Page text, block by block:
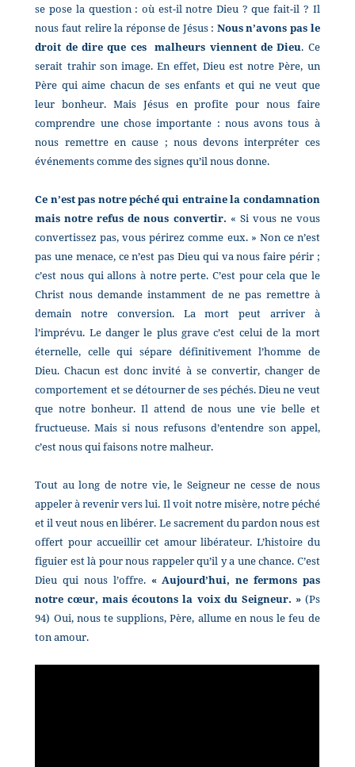
se pose la question : où est-il notre Dieu ? que fait-il ? Il
nous faut relire la réponse de Jésus : Nous n’avons pas le
droit de dire que ces malheurs viennent de Dieu. Ce
serait trahir son image. En effet, Dieu est notre Père, un
Père qui aime chacun de ses enfants et qui ne veut que
leur bonheur. Mais Jésus en profite pour nous faire
comprendre une chose importante : nous avons tous à
nous remettre en cause ; nous devons interpréter ces
événements comme des signes qu’il nous donne.
Ce n’est pas notre péché qui entraine la condamnation
mais notre refus de nous convertir. « Si vous ne vous
convertissez pas, vous périrez comme eux. » Non ce n’est
pas une menace, ce n’est pas Dieu qui va nous faire périr ;
c’est nous qui allons à notre perte. C’est pour cela que le
Christ nous demande instamment de ne pas remettre à
demain notre conversion. La mort peut arriver à
l’imprévu. Le danger le plus grave c’est celui de la mort
éternelle, celle qui sépare définitivement l’homme de
Dieu. Chacun est donc invité à se convertir, changer de
comportement et se détourner de ses péchés. Dieu ne veut
que notre bonheur. Il attend de nous une vie belle et
fructueuse. Mais si nous refusons d’entendre son appel,
c’est nous qui faisons notre malheur.
Tout au long de notre vie, le Seigneur ne cesse de nous
appeler à revenir vers lui. Il voit notre misère, notre péché
et il veut nous en libérer. Le sacrement du pardon nous est
offert pour accueillir cet amour libérateur. L’histoire du
figuier est là pour nous rappeler qu’il y a une chance. C’est
Dieu qui nous l’offre.« Aujourd’hui, ne fermons pas
notre cœur, mais écoutons la voix du Seigneur. »(Ps
94) Oui, nous te supplions, Père, allume en nous le feu de
ton amour.